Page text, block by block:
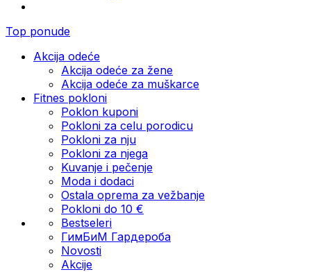
Top ponude
Akcija odeće
Akcija odeće za žene
Akcija odeće za muškarce
Fitnes pokloni
Poklon kuponi
Pokloni za celu porodicu
Pokloni za nju
Pokloni za njega
Kuvanje i pečenje
Moda i dodaci
Ostala oprema za vežbanje
Pokloni do 10 €
Bestseleri
ГимБиМ Гардeробa
Novosti
Akcije